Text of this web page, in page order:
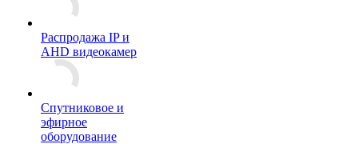
Распродажа IP и
AHD видеокамер
Спутниковое и
эфирное
оборудование